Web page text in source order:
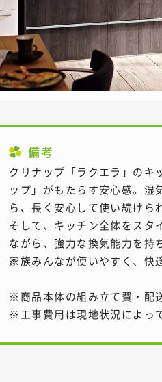
備考
クリナップ「ラクエラ」のキ
ップ」がもたらす安心感。湿
ら、長く安心して使い続けら
そして、キッチン全体をスタ
ながら、強力な換気能力を持
家族みんなが使いやすく、快
※商品本体の組み立て費・配
※工事費用は現地状況によっ